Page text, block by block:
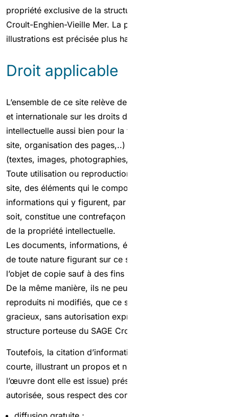
propriété exclusive de la structure porteuse du SAGE
Croult-Enghien-Vieille Mer. La propriété des photos et
illustrations est précisée plus haut.
Droit applicable
L’ensemble de ce site relève de la législation française
et internationale sur les droits d’auteur et de la propriété
intellectuelle aussi bien pour la forme (arborescence du
site, organisation des pages,..) que pour le contenu
(textes, images, photographies, iconographies,…).
Toute utilisation ou reproduction, totale ou partielle, du
site, des éléments qui le composent et/ou des
informations qui y figurent, par quelque procédé que ce
soit, constitue une contrefaçon sanctionnée par le Code
de la propriété intellectuelle.
Les documents, informations, éléments graphiques, etc.
de toute nature figurant sur ce site ne peuvent faire
l’objet de copie sauf à des fins strictement privées.
De la même manière, ils ne peuvent en aucun cas être
reproduits ni modifiés, que ce soit à titre onéreux ou
gracieux, sans autorisation expresse écrite par la
structure porteuse du SAGE Croult-Enghien-Vieille Mer.
Toutefois, la citation d’informations (nécessairement
courte, illustrant un propos et ne concurrençant pas
l’œuvre dont elle est issue) présentes sur ce site est
autorisée, sous respect des conditions suivantes :